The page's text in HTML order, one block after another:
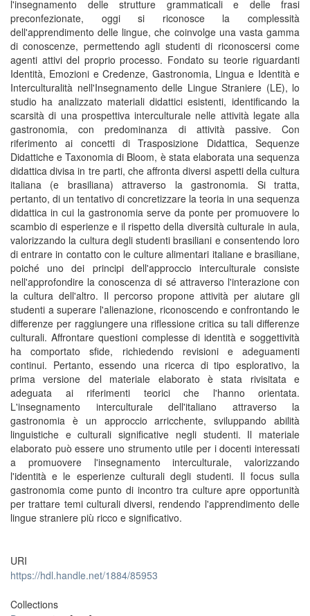
l'insegnamento delle strutture grammaticali e delle frasi
preconfezionate, oggi si riconosce la complessità
dell'apprendimento delle lingue, che coinvolge una vasta gamma
di conoscenze, permettendo agli studenti di riconoscersi come
agenti attivi del proprio processo. Fondato su teorie riguardanti
Identità, Emozioni e Credenze, Gastronomia, Lingua e Identità e
Interculturalità nell'Insegnamento delle Lingue Straniere (LE), lo
studio ha analizzato materiali didattici esistenti, identificando la
scarsità di una prospettiva interculturale nelle attività legate alla
gastronomia, con predominanza di attività passive. Con
riferimento ai concetti di Trasposizione Didattica, Sequenze
Didattiche e Taxonomia di Bloom, è stata elaborata una sequenza
didattica divisa in tre parti, che affronta diversi aspetti della cultura
italiana (e brasiliana) attraverso la gastronomia. Si tratta,
pertanto, di un tentativo di concretizzare la teoria in una sequenza
didattica in cui la gastronomia serve da ponte per promuovere lo
scambio di esperienze e il rispetto della diversità culturale in aula,
valorizzando la cultura degli studenti brasiliani e consentendo loro
di entrare in contatto con le culture alimentari italiane e brasiliane,
poiché uno dei principi dell'approccio interculturale consiste
nell'approfondire la conoscenza di sé attraverso l'interazione con
la cultura dell'altro. Il percorso propone attività per aiutare gli
studenti a superare l'alienazione, riconoscendo e confrontando le
differenze per raggiungere una riflessione critica su tali differenze
culturali. Affrontare questioni complesse di identità e soggettività
ha comportato sfide, richiedendo revisioni e adeguamenti
continui. Pertanto, essendo una ricerca di tipo esplorativo, la
prima versione del materiale elaborato è stata rivisitata e
adeguata ai riferimenti teorici che l'hanno orientata.
L'insegnamento interculturale dell'italiano attraverso la
gastronomia è un approccio arricchente, sviluppando abilità
linguistiche e culturali significative negli studenti. Il materiale
elaborato può essere uno strumento utile per i docenti interessati
a promuovere l'insegnamento interculturale, valorizzando
l'identità e le esperienze culturali degli studenti. Il focus sulla
gastronomia come punto di incontro tra culture apre opportunità
per trattare temi culturali diversi, rendendo l'apprendimento delle
lingue straniere più ricco e significativo.
URI
https://hdl.handle.net/1884/85953
Collections